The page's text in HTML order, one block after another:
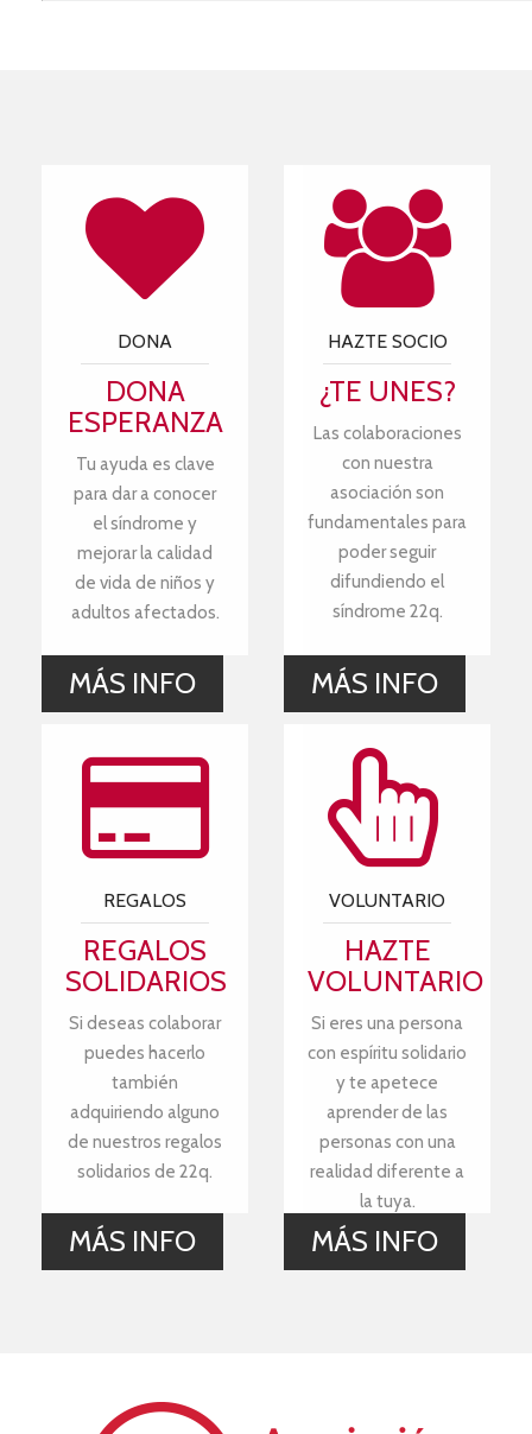
DONA
DONA
ESPERANZA
Tu ayuda es clave
para dar a conocer
el síndrome y
mejorar la calidad
de vida de niños y
adultos afectados.
MÁS INFO
HAZTE SOCIO
¿TE UNES?
Las colaboraciones
con nuestra
asociación son
fundamentales para
poder seguir
difundiendo el
síndrome 22q.
MÁS INFO
REGALOS
REGALOS
SOLIDARIOS
Si deseas colaborar
puedes hacerlo
también
adquiriendo alguno
de nuestros regalos
solidarios de 22q.
MÁS INFO
VOLUNTARIO
HAZTE
VOLUNTARIO
Si eres una persona
con espíritu solidario
y te apetece
aprender de las
personas con una
realidad diferente a
la tuya.
MÁS INFO